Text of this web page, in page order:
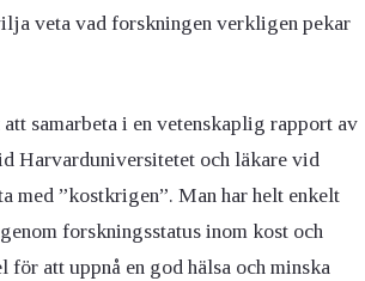
veta vad forskningen verkligen pekar
samarbeta i en vetenskaplig rapport av
Harvarduniversitetet och läkare vid
med ”kostkrigen”. Man har helt enkelt
forskningsstatus inom kost och
att uppnå en god hälsa och minska